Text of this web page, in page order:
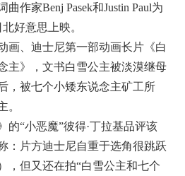
作家Benj Pasek和Justin Paul为
好意思上映。
、迪士尼第一部动画长片《白
主》，文书白雪公主被淡漠继母
，被七个小矮东说念主矿工所
。
“小恶魔”彼得·丁拉基品评该
：片方迪士尼自重于选角很跳跃
，但又还在拍“白雪公主和七个